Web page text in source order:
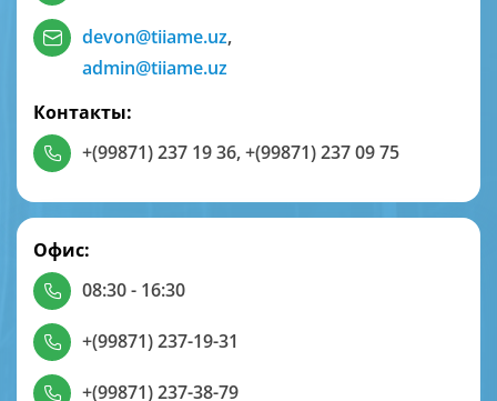
devon@tiiame.uz,
admin@tiiame.uz
Контакты:
+(99871) 237 19 36,+(99871) 237 09 75
Офис:
08:30 - 16:30
+(99871) 237-19-31
+(99871) 237-38-79